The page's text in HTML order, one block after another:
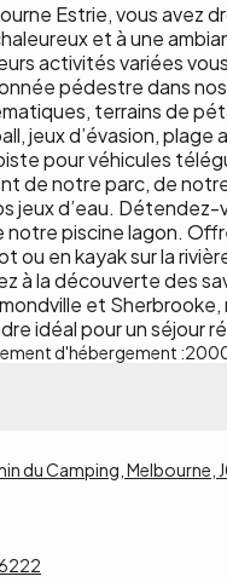
Estrie, vous avez
et à une
activités variées
pédestre dans
terrains de
jeux d’évasion, plage
pour véhicules
de notre parc, de
jeux d’eau. Détendez-
notre piscine lagon.
ou en kayak sur la
à la découverte des
et Sherbrooke,
idéal pour un séjour
d'hébergement :
du Camping, Melbourne,